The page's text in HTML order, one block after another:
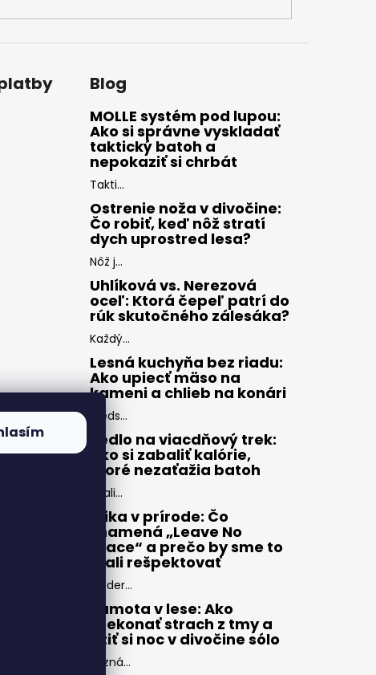
Blog
MOLLE systém pod lupou:
Ako si správne vyskladať
taktický batoh a
nepokaziť si chrbát
Takti...
Ostrenie noža v divočine:
Čo robiť, keď nôž stratí
dych uprostred lesa?
Nôž j...
Uhlíková vs. Nerezová
oceľ: Ktorá čepeľ patrí do
rúk skutočného zálesáka?
Každý...
Lesná kuchyňa bez riadu:
Ako upiecť mäso na
kameni a chlieb na konári
Preds...
Jedlo na viacdňový trek:
Ako si zabaliť kalórie,
ktoré nezaťažia batoh
Zbali...
Etika v prírode: Čo
znamená „Leave No
Trace“ a prečo by sme to
mali rešpektovať
Moder...
Samota v lese: Ako
prekonať strach z tmy a
užiť si noc v divočine sólo
Pozná...